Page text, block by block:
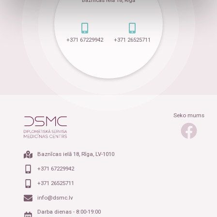
+371 67229942 +371 26525711
Seko mums
Baznīcas ielā 18, Rīga, LV-1010
+371 67229942
+371 26525711
info@dsmc.lv
Darba dienas - 8:00-19:00